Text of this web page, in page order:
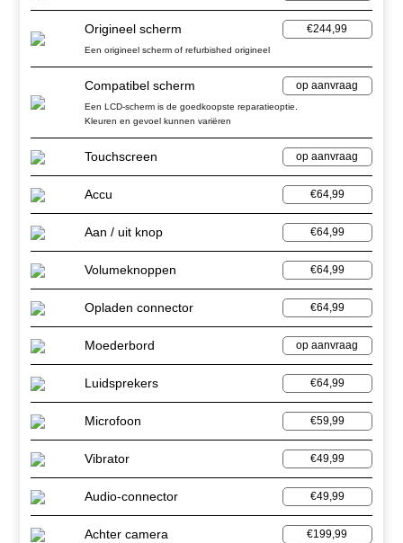
Origineel scherm €244,99
Een origineel scherm of refurbished origineel
Compatibel scherm op aanvraag
Een LCD-scherm is de goedkoopste reparatieoptie.
Kleuren en gevoel kunnen variëren
Touchscreen op aanvraag
Accu €64,99
Aan / uit knop €64,99
Volumeknoppen €64,99
Opladen connector €64,99
Moederbord op aanvraag
Luidsprekers €64,99
Microfoon €59,99
Vibrator €49,99
Audio-connector €49,99
Achter camera €199,99